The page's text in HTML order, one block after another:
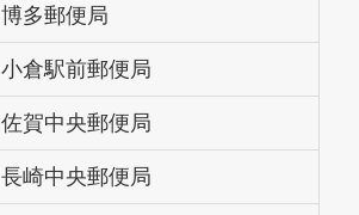
博多郵便局
小倉駅前郵便局
佐賀中央郵便局
長崎中央郵便局